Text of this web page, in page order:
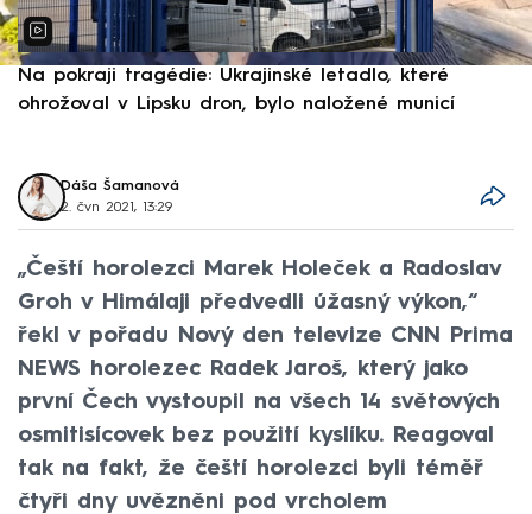
Na pokraji tragédie: Ukrajinské letadlo, které
ohrožoval v Lipsku dron, bylo naložené municí
Dáša Šamanová
2. čvn 2021, 13:29
„Čeští horolezci Marek Holeček a Radoslav
Groh v Himálaji předvedli úžasný výkon,“
řekl v pořadu Nový den televize CNN Prima
NEWS horolezec Radek Jaroš, který jako
první Čech vystoupil na všech 14 světových
osmitisícovek bez použití kyslíku. Reagoval
tak na fakt, že čeští horolezci byli téměř
čtyři dny uvězněni pod vrcholem